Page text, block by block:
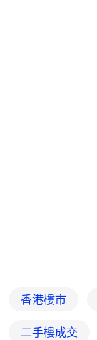
香港樓市
二手樓成交